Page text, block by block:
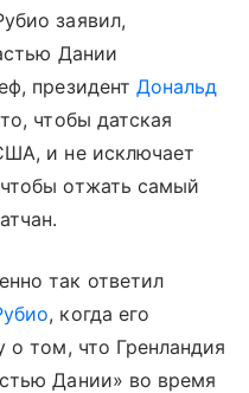
заявил,
Дании
президент Дональд
чтобы датская
и не исключает
отжать самый
так ответил
, когда его
о том, что Гренландия
Дании» во время